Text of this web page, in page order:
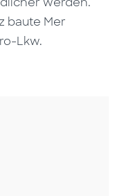
baute Mer
Lkw.